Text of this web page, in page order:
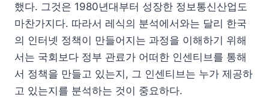
했다. 그것은 1980년대부터 성장한 정보통신산업도
마찬가지다. 따라서 레식의 분석에서와는 달리 한국
의 인터넷 정책이 만들어지는 과정을 이해하기 위해
서는 국회보다 정부 관료가 어떠한 인센티브를 통해
서 정책을 만들고 있는지, 그 인센티브는 누가 제공하
고 있는지를 분석하는 것이 중요하다.